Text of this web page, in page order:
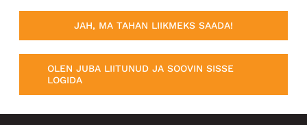
JAH, MA TAHAN LIIKMEKS SAADA!
OLEN JUBA LIITUNUD JA SOOVIN SISSE
LOGIDA